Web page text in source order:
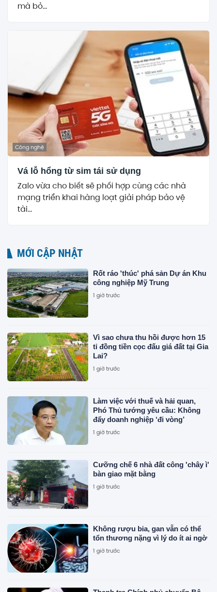
mà bỏ...
Công nghệ
Vá lỗ hổng từ sim tái sử dụng
Zalo vừa cho biết sẽ phối hợp cùng các nhà
mạng triển khai hàng loạt giải pháp bảo vệ
tài...
MỚI CẬP NHẬT
Rốt ráo 'thúc' phá sản Dự án Khu
công nghiệp Mỹ Trung
1 giờ trước
Vì sao chưa thu hồi được hơn 15
tỉ đồng tiền cọc đấu giá đất tại Gia
Lai?
1 giờ trước
Làm việc với thuế và hải quan,
Phó Thủ tướng yêu cầu: Không
đẩy doanh nghiệp ‘đi vòng’
1 giờ trước
Cưỡng chế 6 nhà đất công 'chây ì'
bàn giao mặt bằng
1 giờ trước
Không rượu bia, gan vẫn có thể
tổn thương nặng vì lý do ít ai ngờ
1 giờ trước